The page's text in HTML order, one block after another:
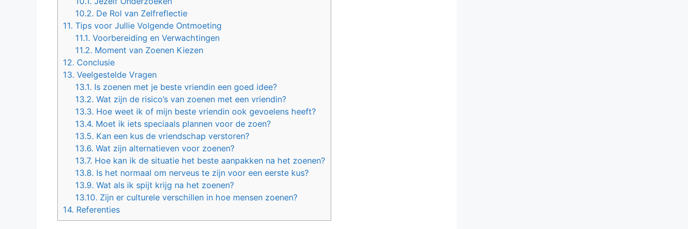
10.2. De Rol van Zelfreflectie
11. Tips voor Jullie Volgende Ontmoeting
11.1. Voorbereiding en Verwachtingen
11.2. Moment van Zoenen Kiezen
12. Conclusie
13. Veelgestelde Vragen
13.1. Is zoenen met je beste vriendin een goed idee?
13.2. Wat zijn de risico’s van zoenen met een vriendin?
13.3. Hoe weet ik of mijn beste vriendin ook gevoelens heeft?
13.4. Moet ik iets speciaals plannen voor de zoen?
13.5. Kan een kus de vriendschap verstoren?
13.6. Wat zijn alternatieven voor zoenen?
13.7. Hoe kan ik de situatie het beste aanpakken na het zoenen?
13.8. Is het normaal om nerveus te zijn voor een eerste kus?
13.9. Wat als ik spijt krijg na het zoenen?
13.10. Zijn er culturele verschillen in hoe mensen zoenen?
14. Referenties